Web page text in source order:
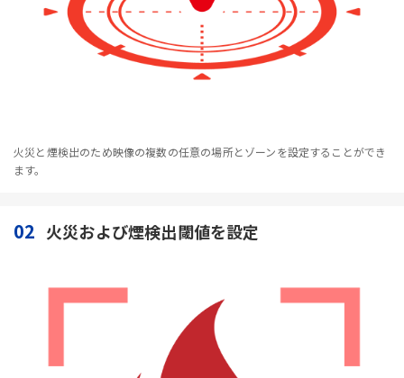
火災と煙検出のため映像の複数の任意の場所とゾーンを設定することができ
ます。
02 火災および煙検出閾値を設定